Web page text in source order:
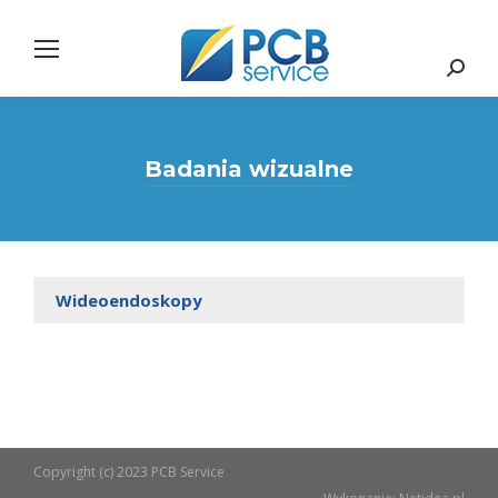
Search:
Badania wizualne
Wideoendoskopy
Copyright (c) 2023 PCB Service